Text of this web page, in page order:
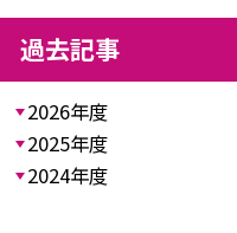
過去記事
2026年度
2025年度
2024年度